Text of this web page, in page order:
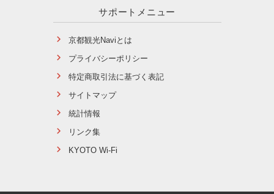
サポートメニュー
京都観光Naviとは
プライバシーポリシー
特定商取引法に基づく表記
サイトマップ
統計情報
リンク集
KYOTO Wi-Fi